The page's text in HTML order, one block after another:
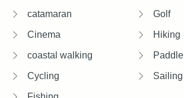
catamaran
Cinema
coastal walking
Cycling
Golf
Hiking
Paddle
Sailing